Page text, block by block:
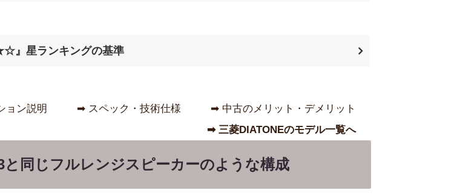
』星ランキングの基準
ョン説明 ➡︎ スペック・技術仕様
➡︎ 中古のメリット・デメリット
➡︎ 三菱DIATONEのモデル一覧へ
同じフルレンジスピーカーのような構成